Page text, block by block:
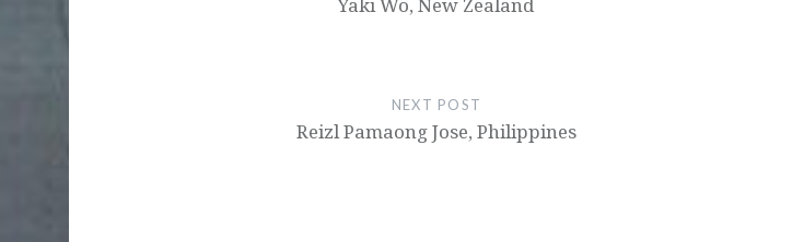
NEXT POST
Reizl Pamaong Jose, Philippines